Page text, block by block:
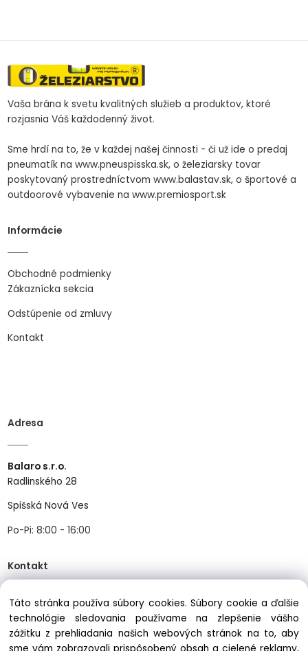
Vaša brána k svetu kvalitných služieb a produktov, ktoré
rozjasnia Váš každodenný život.
Sme hrdí na to, že v každej našej činnosti - či už ide o predaj
pneumatík na www.pneuspisska.sk, o železiarsky tovar
poskytovaný prostredníctvom www.balastav.sk, o športové a
outdoorové vybavenie na www.premiosport.sk
Informácie
Obchodné podmienky
Zákaznícka sekcia
Odstúpenie od zmluvy
Kontakt
Adresa
Balaro s.r.o.
Radlinského 28
Spišská Nová Ves
Po-Pi: 8:00 - 16:00
Kontakt
Tel:+421534466489
Mail:info@balastav.sk
Táto stránka používa súbory cookies. Súbory cookie a ďalšie
technológie sledovania používame na zlepšenie vášho
zážitku z prehliadania našich webových stránok na to, aby